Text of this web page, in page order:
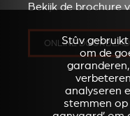
Bekijk de brochure
ONLINE
Stûv
om de
analyseren
stemmen op